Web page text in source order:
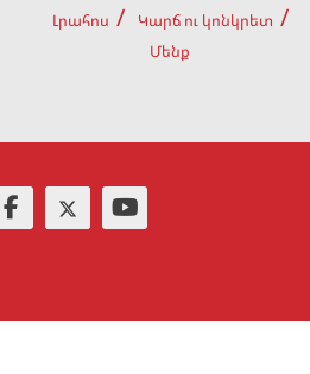
Լրահոս
Կարճ ու կոնկրետ
Մենք